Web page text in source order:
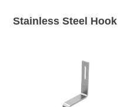
Stainless Steel Hook